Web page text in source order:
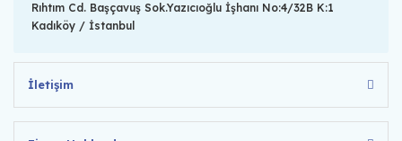
Rıhtım Cd. Başçavuş Sok.Yazıcıoğlu İşhanı No:4/32B K:1
Kadıköy / İstanbul
İletişim